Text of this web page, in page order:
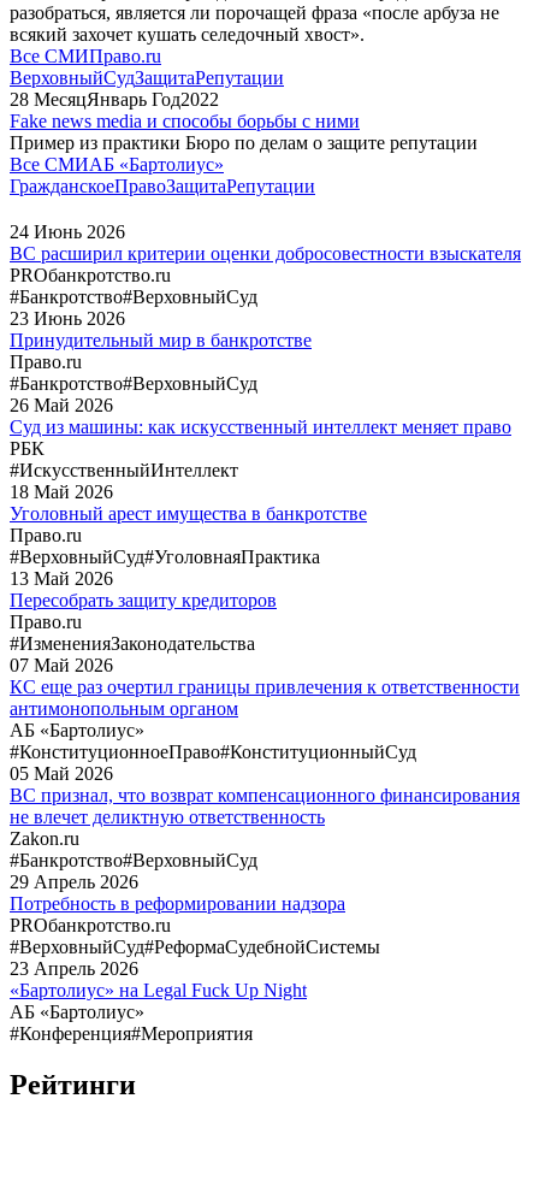
разобраться, является ли порочащей фраза «после арбуза не
всякий захочет кушать селедочный хвост».
Все СМИПраво.ru
ВерховныйСудЗащитаРепутации
28 МесяцЯнварь Год2022
Fake news media и способы борьбы с ними
Пример из практики Бюро по делам о защите репутации
Все СМИАБ «Бартолиус»
ГражданскоеПравоЗащитаРепутации
24 Июнь 2026
ВС расширил критерии оценки добросовестности взыскателя
PROбанкротство.ru
#Банкротство#ВерховныйСуд
23 Июнь 2026
Принудительный мир в банкротстве
Право.ru
#Банкротство#ВерховныйСуд
26 Май 2026
Суд из машины: как искусственный интеллект меняет право
РБК
#ИскусственныйИнтеллект
18 Май 2026
Уголовный арест имущества в банкротстве
Право.ru
#ВерховныйСуд#УголовнаяПрактика
13 Май 2026
Пересобрать защиту кредиторов
Право.ru
#ИзмененияЗаконодательства
07 Май 2026
КС еще раз очертил границы привлечения к ответственности
антимонопольным органом
АБ «Бартолиус»
#КонституционноеПраво#КонституционныйСуд
05 Май 2026
ВС признал, что возврат компенсационного финансирования
не влечет деликтную ответственность
Zakon.ru
#Банкротство#ВерховныйСуд
29 Апрель 2026
Потребность в реформировании надзора
PROбанкротство.ru
#ВерховныйСуд#РеформаСудебнойСистемы
23 Апрель 2026
«Бартолиус» на Legal Fuck Up Night
АБ «Бартолиус»
#Конференция#Мероприятия
Рейтинги